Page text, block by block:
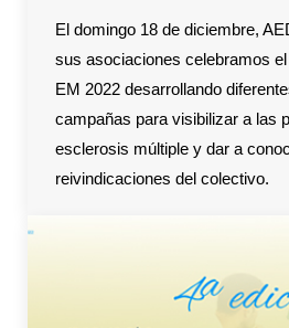
El domingo 18 de diciembre,
sus asociaciones celebramos
EM 2022 desarrollando
campañas para visibilizar a las
esclerosis múltiple y dar a
reivindicaciones del colectivo.